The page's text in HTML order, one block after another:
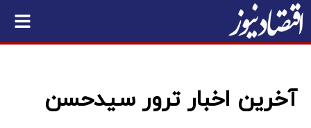
آخرین اخبار ترور سیدحسن